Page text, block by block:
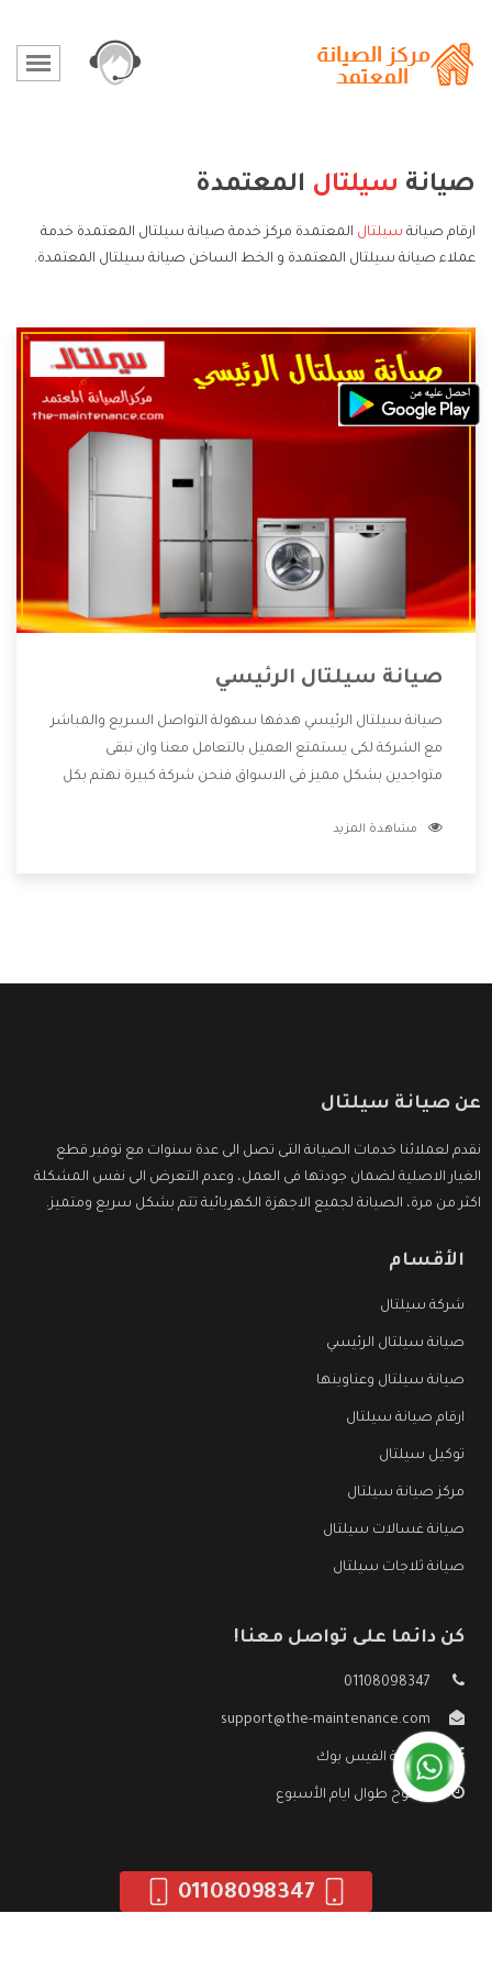
صيانة سيلتال المعتمدة
ارقام صيانة سيلتال المعتمدة مركز خدمة صيانة سيلتال المعتمدة خدمة
عملاء صيانة سيلتال المعتمدة و الخط الساخن صيانة سيلتال المعتمدة.
صيانة سيلتال الرئيسي
صيانة سيلتال الرئيسي هدفها سهولة التواصل السريع والمباشر
مع الشركة لكى يستمتع العميل بالتعامل معنا وان نبقى
متواجدين بشكل مميز فى الاسواق فنحن شركة كبيرة نهتم بكل
الشركة بها والتى تكون منها خدمة الصيانة التى تكون من أهم
مشاهدة المزيد
عن صيانة سيلتال
نقدم لعملائنا خدمات الصيانة التى تصل الى عدة سنوات مع توفير قطع
الغيار الاصلية لضمان جودتها فى العمل، وعدم التعرض الى نفس المشكلة
اكثر من مرة، الصيانة لجميع الاجهزة الكهربائية تتم بشكل سريع ومتميز.
الأقسام
شركة سيلتال
صيانة سيلتال الرئيسي
صيانة سيلتال وعناوينها
ارقام صيانة سيلتال
توكيل سيلتال
مركز صيانة سيلتال
صيانة غسالات سيلتال
صيانة ثلاجات سيلتال
كن دائما على تواصل معنا!
01108098347
support@the-maintenance.com
صفحة الفيس بوك
مفتوح طوال ايام الأسبوع
01108098347